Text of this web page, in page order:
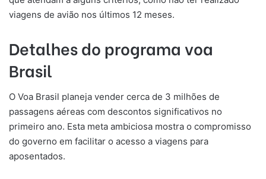
viagens de avião nos últimos 12 meses.
Detalhes do programa voa
Brasil
O Voa Brasil planeja vender cerca de 3 milhões de
passagens aéreas com descontos significativos no
primeiro ano. Esta meta ambiciosa mostra o compromisso
do governo em facilitar o acesso a viagens para
aposentados.